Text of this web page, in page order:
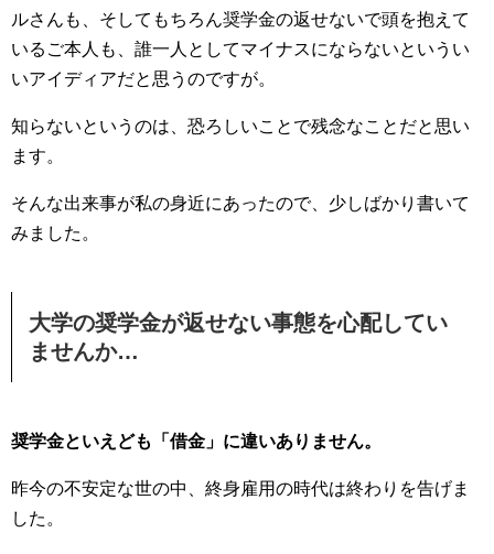
ルさんも、そしてもちろん奨学金の返せないで頭を抱えて
いるご本人も、誰一人としてマイナスにならないというい
いアイディアだと思うのですが。
知らないというのは、恐ろしいことで残念なことだと思い
ます。
そんな出来事が私の身近にあったので、少しばかり書いて
みました。
大学の奨学金が返せない事態を心配してい
ませんか…
奨学金といえども「借金」に違いありません。
昨今の不安定な世の中、終身雇用の時代は終わりを告げま
した。